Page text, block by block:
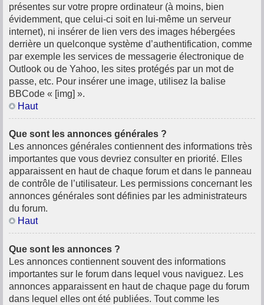
présentes sur votre propre ordinateur (à moins, bien
évidemment, que celui-ci soit en lui-même un serveur
internet), ni insérer de lien vers des images hébergées
derrière un quelconque système d’authentification, comme
par exemple les services de messagerie électronique de
Outlook ou de Yahoo, les sites protégés par un mot de
passe, etc. Pour insérer une image, utilisez la balise
BBCode « [img] ».
Haut
Que sont les annonces générales ?
Les annonces générales contiennent des informations très
importantes que vous devriez consulter en priorité. Elles
apparaissent en haut de chaque forum et dans le panneau
de contrôle de l’utilisateur. Les permissions concernant les
annonces générales sont définies par les administrateurs
du forum.
Haut
Que sont les annonces ?
Les annonces contiennent souvent des informations
importantes sur le forum dans lequel vous naviguez. Les
annonces apparaissent en haut de chaque page du forum
dans lequel elles ont été publiées. Tout comme les